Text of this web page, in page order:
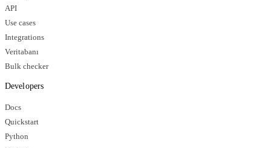
API
Use cases
Integrations
Veritabanı
Bulk checker
Developers
Docs
Quickstart
Python